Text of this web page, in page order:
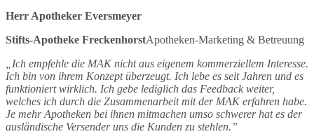
Herr Apotheker Eversmeyer
Stifts-Apotheke FreckenhorstApotheken-Marketing & Betreuung
„Ich empfehle die MAK nicht aus eigenem kommerziellem Interesse.
Ich bin von ihrem Konzept überzeugt. Ich lebe es seit Jahren und es
funktioniert wirklich. Ich gebe lediglich das Feedback weiter,
welches ich durch die Zusammenarbeit mit der MAK erfahren habe.
Je mehr Apotheken bei ihnen mitmachen umso schwerer hat es der
ausländische Versender uns die Kunden zu stehlen.”